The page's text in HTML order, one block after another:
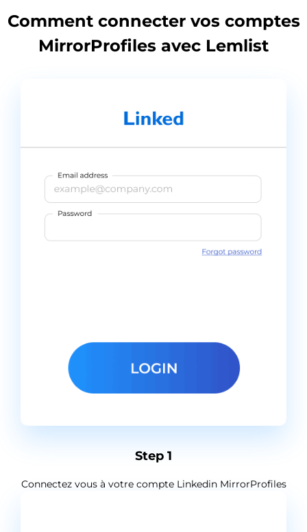
Comment connecter vos comptes
MirrorProfiles avec Lemlist
Step 1
Connectez vous à votre compte Linkedin MirrorProfiles